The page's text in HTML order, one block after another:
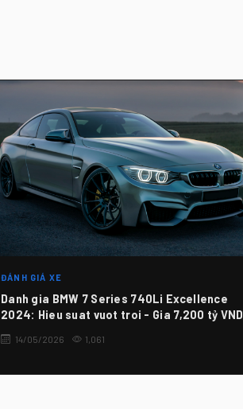
ĐÁNH GIÁ XE
Danh gia BMW 7 Series 740Li Excellence
2024: Hieu suat vuot troi - Gia 7,200 tỷ VND
14/05/2026 1,061